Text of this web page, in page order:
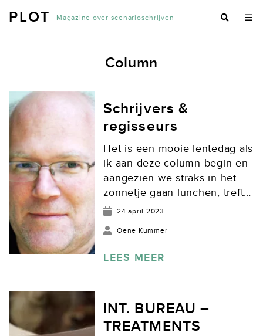
PLOT Magazine over scenarioschrijven
Column
Schrijvers &
regisseurs
Het is een mooie lentedag als
ik aan deze column begin en
aangezien we straks in het
zonnetje gaan lunchen, treft
de Plot-lezer mij in een
valt immers goed nieuws te
melden: het Netwerk
Scenarioschrijvers en het
drie...
24 april 2023
Oene Kummer
LEES MEER
INT. BUREAU –
TREATMENTS